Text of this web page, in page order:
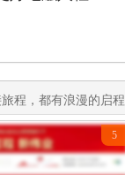
程，都有浪漫的启程​
5